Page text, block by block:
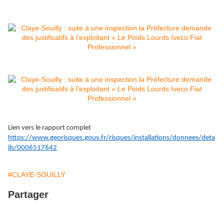
Lien vers le rapport complet
https://www.georisques.gouv.fr/risques/installations/donnees/deta
ils/0006517642
#CLAYE-SOUILLY
Partager